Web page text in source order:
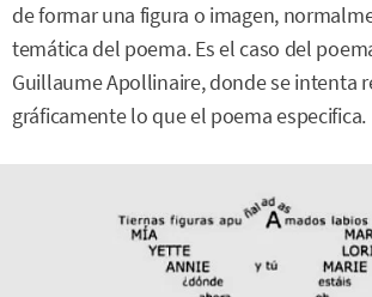
de formar una figura o imagen,
temática del poema. Es el caso del
Guillaume Apollinaire, donde se intenta
gráficamente lo que el poema especifica.